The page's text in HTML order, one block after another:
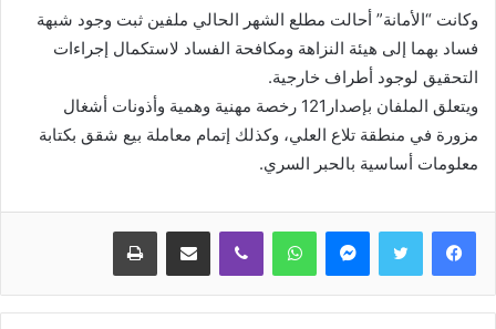
وكانت “الأمانة” أحالت مطلع الشهر الحالي ملفين ثبت وجود شبهة
فساد بهما إلى هيئة النزاهة ومكافحة الفساد لاستكمال إجراءات
التحقيق لوجود أطراف خارجية.
ويتعلق الملفان بإصدار121 رخصة مهنية وهمية وأذونات أشغال
مزورة في منطقة تلاع العلي، وكذلك إتمام معاملة بيع شقق بكتابة
معلومات أساسية بالحبر السري.
ماسنجر واتساب ڤايبر مشاركة عبر البريد طباعة